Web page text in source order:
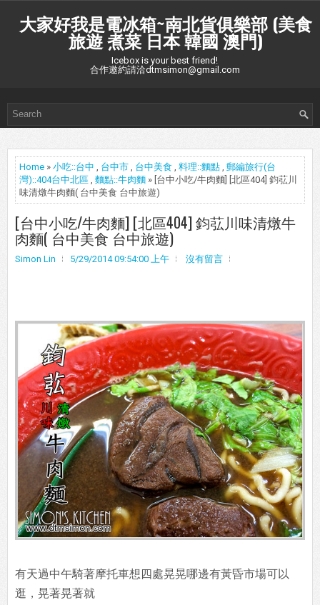
大家好我是電冰箱~南北貨俱樂部 (美食
旅遊 煮菜 日本 韓國 澳門)
Icebox is your best friend!
合作邀約請洽dtmsimon@gmail.com
Home » 小吃::台中 , 台中市 , 台中美食 , 料理::麵點 , 郵編旅行(台
灣)::404台中北區 , 麵點::牛肉麵 » [台中小吃/牛肉麵] [北區404] 鈞苰川
味清燉牛肉麵( 台中美食 台中旅遊)
[台中小吃/牛肉麵] [北區404] 鈞苰川味清燉牛
肉麵( 台中美食 台中旅遊)
Simon Lin 5/29/2014 09:54:00 上午 沒有留言
有天過中午騎著摩托車想四處晃晃哪邊有黃昏市場可以
逛，晃著晃著就